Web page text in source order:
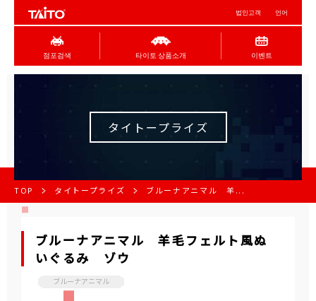
법인고객 언어
점포검색 타이토 상품소개 이벤트
タイトープライズ
TOP タイトープライズ ブルーナアニマル 羊...
ブルーナアニマル 羊毛フェルト風ぬ
いぐるみ ゾウ
ブルーナアニマル